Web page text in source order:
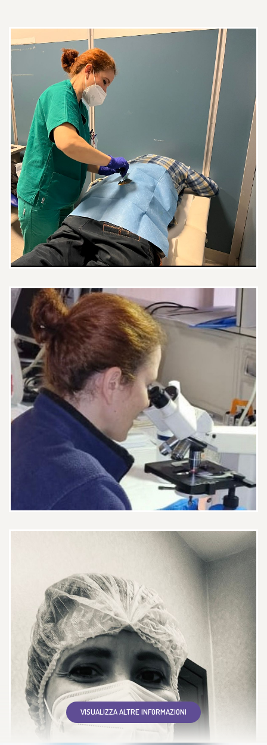
problema, ma anche di
tranquillizzarmi durante tutta la
visita. Mi ha prescritto diversi
esami mirati per approfondire la
mia situazione e trovare la terapia
più adatta, senza lasciare nulla al
caso. È raro trovare una
professionista così preparata e
attenta al paziente. Sono davvero
felice di averla conosciuta e la
consiglio con grande piacere.
Paziente
Complimenti per la professionalità
per l'empatia per la gentilezza per
la spiegazione degli
approfondimenti richiesti e per
comprensione. Davvero
un'esperienza eccezionale
Paziente
Dottoressa attenta e scrupolosa
che va oltre i dati ma punta a
comprendere il paziente a tutto
tondo. Fortemente empatica e
comprensiva, mi sono fidata di lei
in gravidanza e ora mi affido
nuovamente a lei. Fortemente
consigliata
Paziente
VISUALIZZA ALTRE INFORMAZIONI